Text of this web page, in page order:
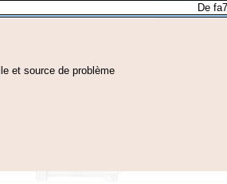
De
et source de problème